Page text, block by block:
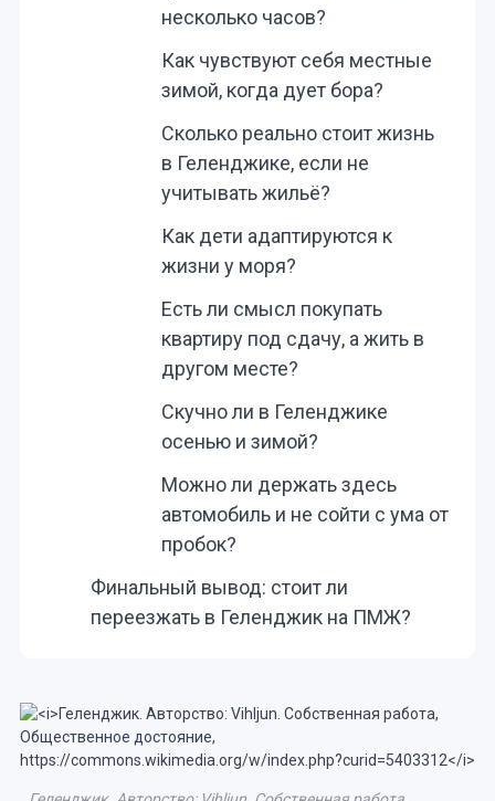
несколько часов?
Как чувствуют себя местные
зимой, когда дует бора?
Сколько реально стоит жизнь
в Геленджике, если не
учитывать жильё?
Как дети адаптируются к
жизни у моря?
Есть ли смысл покупать
квартиру под сдачу, а жить в
другом месте?
Скучно ли в Геленджике
осенью и зимой?
Можно ли держать здесь
автомобиль и не сойти с ума от
пробок?
Финальный вывод: стоит ли
переезжать в Геленджик на ПМЖ?